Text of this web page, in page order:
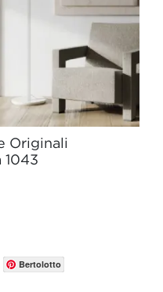
Originali
Bertolotto